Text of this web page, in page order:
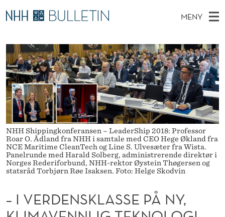
V
E
R
D
E
N
S
K
A
MENY
O
V
E
D
M
E
N
Y
Ø
K
I
N
E
T
T
S
T
D
T
Stipendiater og nye forskerprofiler
Disputaser
Ekspertutvalg
Om Bulletin
NHH Shippingkonferansen – LeaderShip 2018: Professor
Roar O. Ådland fra NHH i samtale med CEO Hege Økland fra
NCE Maritime CleanTech og Line S. Ulvesæter fra Wista.
Panelrunde med Harald Solberg, administrerende direktør i
Norges Rederiforbund, NHH-rektor Øystein Thøgersen og
statsråd Torbjørn Røe Isaksen. Foto: Helge Skodvin
– I VERDENSKLASSE PÅ NY,